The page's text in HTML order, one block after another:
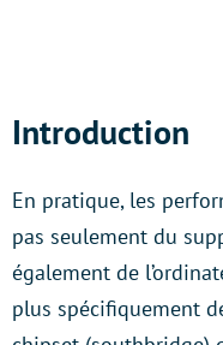
Introduction
En pratique, les
pas seulement du
également de
plus spécifiquement